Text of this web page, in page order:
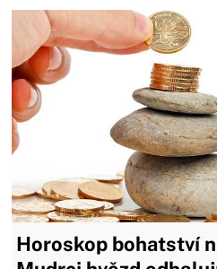
Horoskop bohatství